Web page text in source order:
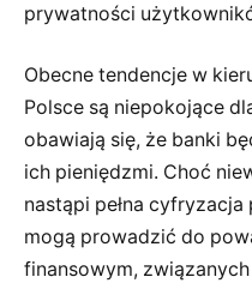
prywatności
Obecne tendencje w
Polsce są niepokojące
obawiają się, że banki
ich pieniędzmi. Choć
nastąpi pełna
mogą prowadzić do
finansowym,